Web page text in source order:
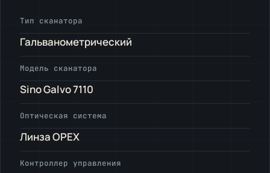
Тип сканатора
Гальванометрический
Модель сканатора
Sino Galvo 7110
Оптическая система
Линза OPEX
Контроллер управления